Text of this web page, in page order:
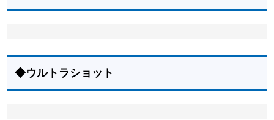
◆ウルトラショット